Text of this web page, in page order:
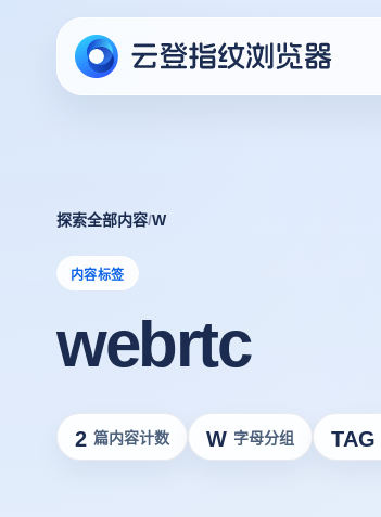
探索全部内容/W
内容标签
webrtc
2 篇内容计数 W 字母分组 TAG